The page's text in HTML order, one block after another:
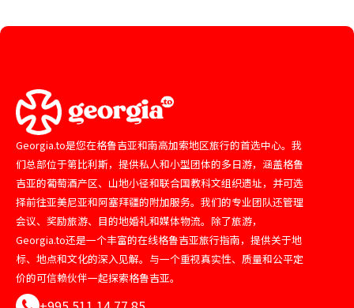
Georgia.to是您在格鲁吉亚和南高加索地区旅行的首选中心。我
们总部位于第比利斯，提供私人和小型团体的多日游，涵盖格鲁
吉亚的葡萄酒产区、山地小径和联合国教科文组织遗址，并可选
择前往亚美尼亚和阿塞拜疆的附加服务。我们的专业团队还管理
会议、奖励旅游、目的地婚礼和媒体物流。除了旅游，
Georgia.to还是一个丰富的在线格鲁吉亚旅行指南，提供关于地
标、地点和文化的深入见解。与一个重视真实性、质量和公平定
价的可信赖伙伴一起探索格鲁吉亚。